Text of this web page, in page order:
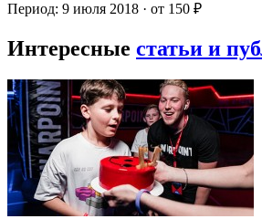
Период: 9 июля 2018 · от 150 ₽
Интересные статьи и